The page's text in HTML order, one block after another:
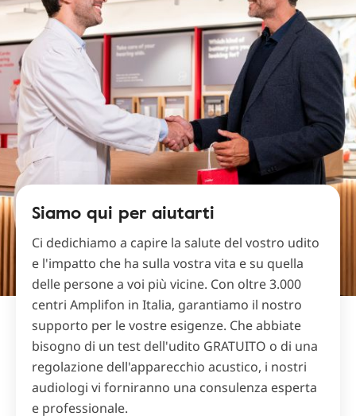
Siamo qui per aiutarti
Ci dedichiamo a capire la salute del vostro udito
e l'impatto che ha sulla vostra vita e su quella
delle persone a voi più vicine. Con oltre 3.000
centri Amplifon in Italia, garantiamo il nostro
supporto per le vostre esigenze. Che abbiate
bisogno di un test dell'udito GRATUITO o di una
regolazione dell'apparecchio acustico, i nostri
audiologi vi forniranno una consulenza esperta
e professionale.